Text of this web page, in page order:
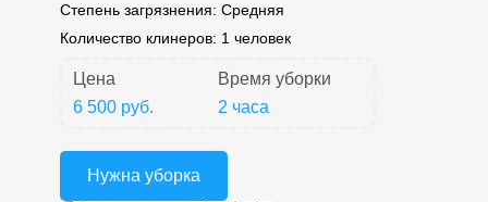
Степень загрязнения: Средняя
Количество клинеров: 1 человек
Цена
6 500 руб.
Время уборки
2 часа
Нужна уборка